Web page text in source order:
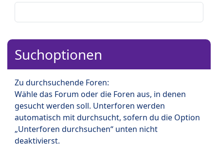
Suchoptionen
Zu durchsuchende Foren:
Wähle das Forum oder die Foren aus, in denen
gesucht werden soll. Unterforen werden
automatisch mit durchsucht, sofern du die Option
„Unterforen durchsuchen“ unten nicht
deaktivierst.